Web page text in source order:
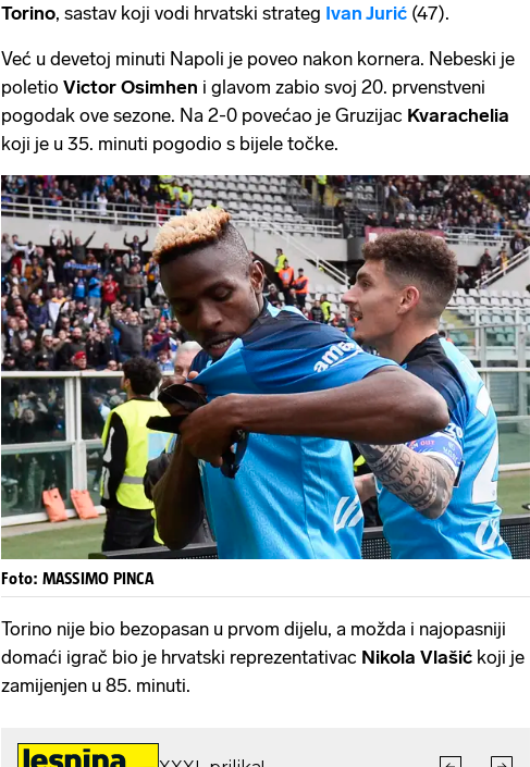
Torino, sastav koji vodi hrvatski strateg Ivan Jurić (47).
Već u devetoj minuti Napoli je poveo nakon kornera. Nebeski je
poletio Victor Osimhen i glavom zabio svoj 20. prvenstveni
pogodak ove sezone. Na 2-0 povećao je Gruzijac Kvarachelia
koji je u 35. minuti pogodio s bijele točke.
Foto: MASSIMO PINCA
Torino nije bio bezopasan u prvom dijelu, a možda i najopasniji
domaći igrač bio je hrvatski reprezentativac Nikola Vlašić koji je
zamijenjen u 85. minuti.